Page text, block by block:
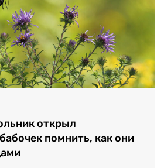
открыл
помнить, как они